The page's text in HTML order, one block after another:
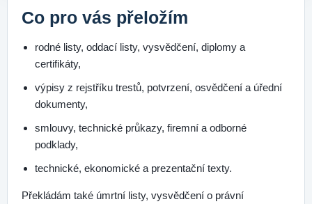
Co pro vás přeložím
rodné listy, oddací listy, vysvědčení, diplomy a
certifikáty,
výpisy z rejstříku trestů, potvrzení, osvědčení a úřední
dokumenty,
smlouvy, technické průkazy, firemní a odborné
podklady,
technické, ekonomické a prezentační texty.
Překládám také úmrtní listy, vysvědčení o právní